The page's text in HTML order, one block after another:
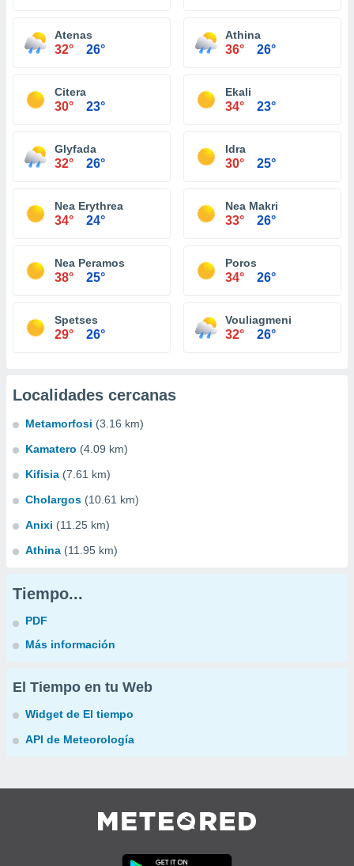
Atenas
32° 26°
Athina
36° 26°
Citera
30° 23°
Ekali
34° 23°
Glyfada
32° 26°
Idra
30° 25°
Nea Erythrea
34° 24°
Nea Makri
33° 26°
Nea Peramos
38° 25°
Poros
34° 26°
Spetses
29° 26°
Vouliagmeni
32° 26°
Localidades cercanas
Metamorfosi (3.16 km)
Kamatero (4.09 km)
Kifisia (7.61 km)
Cholargos (10.61 km)
Anixi (11.25 km)
Athina (11.95 km)
Tiempo...
PDF
Más información
El Tiempo en tu Web
Widget de El tiempo
API de Meteorología